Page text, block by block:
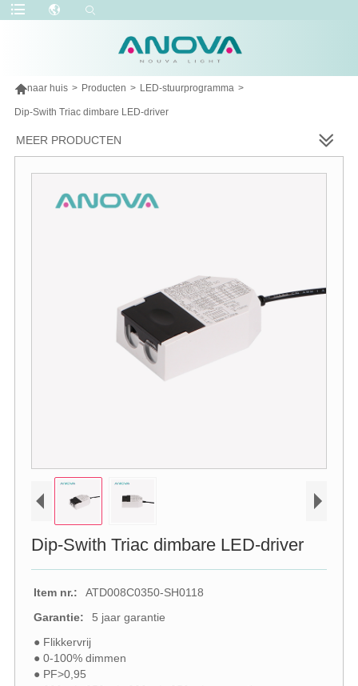
naar huis > Producten > LED-stuurprogramma >
Dip-Swith Triac dimbare LED-driver
MEER PRODUCTEN
Dip-Swith Triac dimbare LED-driver
Item nr.:
ATD008C0350-SH0118
Garantie:
5 jaar garantie
● Flikkervrij
● 0-100% dimmen
● PF>0,95